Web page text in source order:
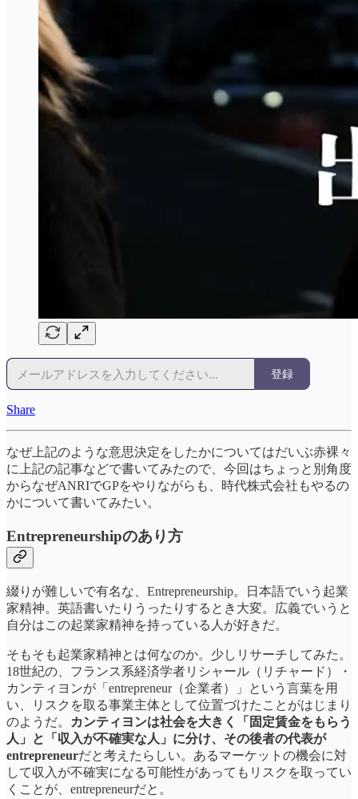
登録
Share
なぜ上記のような意思決定をしたかについてはだいぶ赤裸々
に上記の記事などで書いてみたので、今回はちょっと別角度
からなぜANRIでGPをやりながらも、時代株式会社もやるの
かについて書いてみたい。
Entrepreneurshipのあり方
綴りが難しいで有名な、Entrepreneurship。日本語でいう起業
家精神。英語書いたりうったりするとき大変。広義でいうと
自分はこの起業家精神を持っている人が好きだ。
そもそも起業家精神とは何なのか。少しリサーチしてみた。
18世紀の、フランス系経済学者リシャール（リチャード）・
カンティヨンが「entrepreneur（企業者）」という言葉を用
い、リスクを取る事業主体として位置づけたことがはじまり
のようだ。
カンティヨンは社会を大きく「固定賃金をもらう
人」と「収入が不確実な人」に分け、その後者の代表が
entrepreneurだと考えたらしい。あるマーケットの機会に対
して収入が不確実になる可能性があってもリスクを取ってい
くことが、entrepreneurだと。